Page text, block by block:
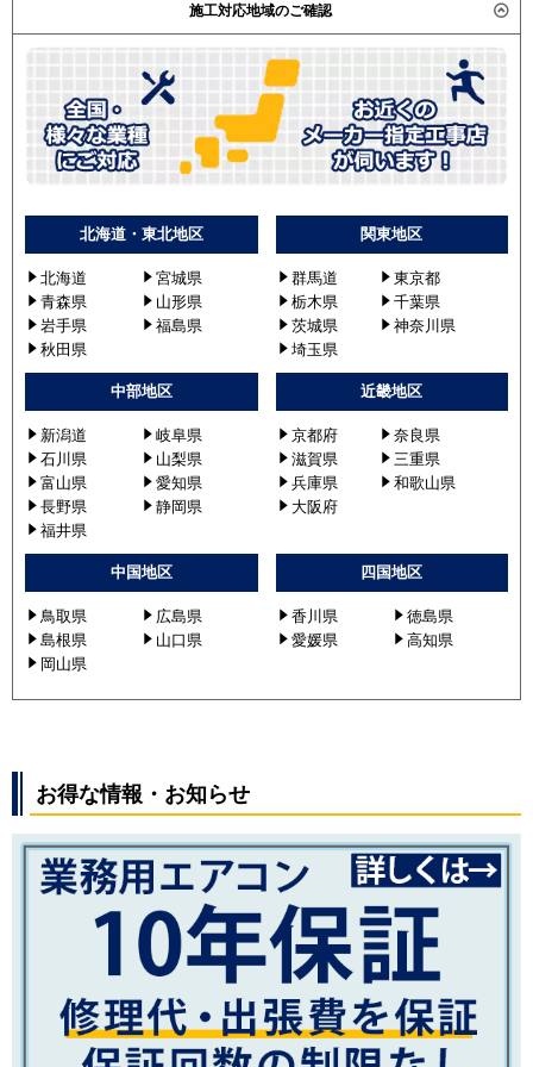
施工対応地域のご確認
北海道・東北地区
北海道
宮城県
青森県
山形県
岩手県
福島県
秋田県
関東地区
群馬道
東京都
栃木県
千葉県
茨城県
神奈川県
埼玉県
中部地区
新潟道
岐阜県
石川県
山梨県
富山県
愛知県
長野県
静岡県
福井県
近畿地区
京都府
奈良県
滋賀県
三重県
兵庫県
和歌山県
大阪府
中国地区
鳥取県
広島県
島根県
山口県
岡山県
四国地区
香川県
徳島県
愛媛県
高知県
お得な情報・お知らせ